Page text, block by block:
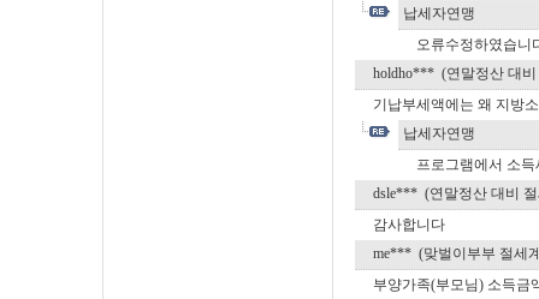
납세자연맹
오류수정하였습니
holdho*** (연말정산 대
기납부세액에는 왜 지방
납세자연맹
프로그램에서 소
dsle*** (연말정산 대비
감사합니다
me*** (맞벌이부부 절세
부양가족(부모님) 소득금